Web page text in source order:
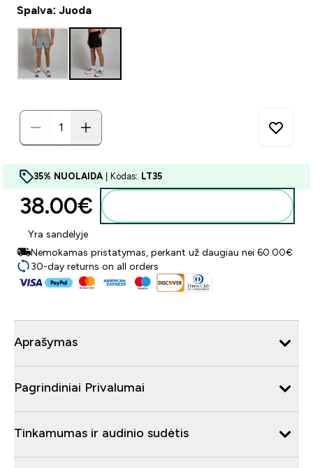
Spalva: Juoda
35% NUOLAIDA | Kodas: LT35
38.00€‎
Yra sandėlyje
Nemokamas pristatymas, perkant už daugiau nei 60.00€
30-day returns on all orders
Aprašymas
Pagrindiniai Privalumai
Tinkamumas ir audinio sudėtis